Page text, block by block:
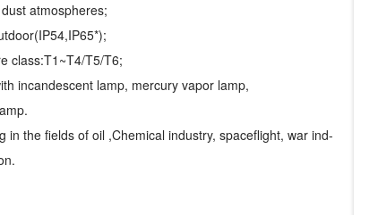
atmospheres;
class:T1~T4/T5/T6;
incandescent lamp, mercury vapor lamp,
in the fields of oil ,Chemical industry, spaceflight, war ind-